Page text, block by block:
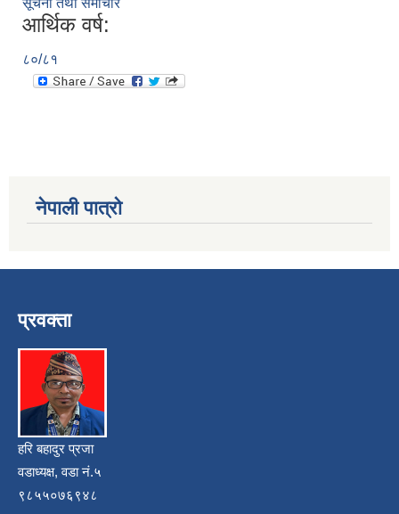
सूचना तथा समाचार
आर्थिक वर्ष:
८०/८१
नेपाली पात्रो
प्रवक्ता
हरि बहादुर प्रजा
वडाध्यक्ष, वडा नं.५
९८५५०७६९४८